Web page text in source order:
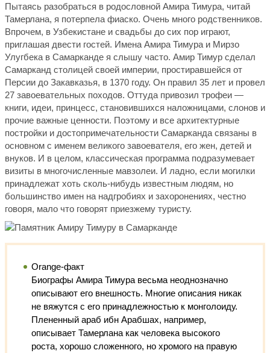
Пытаясь разобраться в родословной Амира Тимура, читай
Тамерлана, я потерпела фиаско. Очень много родственников.
Впрочем, в Узбекистане и свадьбы до сих пор играют,
приглашая двести гостей. Имена Амира Тимура и Мирзо
Улугбека в Самарканде я слышу часто. Амир Тимур сделал
Самарканд столицей своей империи, простиравшейся от
Персии до Закавказья, в 1370 году. Он правил 35 лет и провел
27 завоевательных походов. Оттуда привозил трофеи —
книги, идеи, принцесс, становившихся наложницами, слонов и
прочие важные ценности. Поэтому и все архитектурные
постройки и достопримечательности Самарканда связаны в
основном с именем великого завоевателя, его жен, детей и
внуков. И в целом, классическая программа подразумевает
визиты в многочисленные мавзолеи. И ладно, если могилки
принадлежат хоть сколь-нибудь известным людям, но
большинство имен на надгробиях и захоронениях, честно
говоря, мало что говорят приезжему туристу.
Orange-факт
Биографы Амира Тимура весьма неоднозначно
описывают его внешность. Многие описания никак
не вяжутся с его принадлежностью к монголоиду.
Плененный араб ибн Арабшах, например,
описывает Тамерлана как человека высокого
роста, хорошо сложенного, но хромого на правую